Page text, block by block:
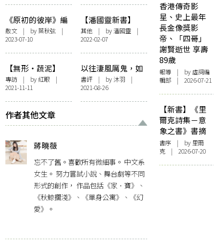
《原初的彼岸》編
後記
散文 | by葉秋弦 |
2023-07-10
【潘國靈新書】
《總有些時光在路
上》自序：旅人，
不止一個
其他| by潘國靈|
2022-02-07
【無形・蔬泥】
《離》與游離，文
學與時代的貌合神
離 —— 訪潘國靈
專訪 | by紅眼 |
2021-11-11
以往淒風厲鬼，如
今鬼影冇隻——潘
國靈小說集《離》
書評| by沐羽|
2021-08-26
作者其他文章
蔣曉薇
忘不了舊。喜歡所有微細事。 中文系
女生。 努力嘗試小說、舞台劇等不同
形式的創作， 作品包括《家．寶》、
《秋鯨擱淺》、《單身公寓》、《幻
愛》。
香港傳奇影
星、史上最年
長金像獎影
帝、「四哥」
謝賢逝世 享壽
89歲
報導 | by 虛詞編
輯部 | 2026-07-21
【新書】《里
爾克詩集－意
象之書》書摘
書序 | by 里爾
克 | 2026-07-20